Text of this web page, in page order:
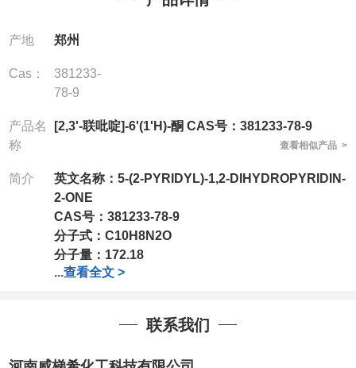
产地 郑州
Cas：
381233-
78-9
产品名
称
[2,3'-联吡啶]-6'(1'H)-酮 CAS号：381233-78-9
查看相似产品 >
简介 英文名称： 5-(2-PYRIDYL)-1,2-DIHYDROPYRIDIN-
2-ONE
CAS号： 381233-78-9
分子式： C10H8N2O
分子量： 172.18
我司对高校及科研单位先发货和
...查看全文 >
联系我们